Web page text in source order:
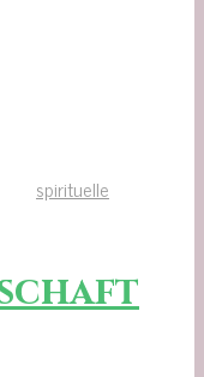
spirituelle